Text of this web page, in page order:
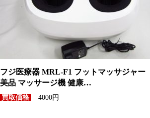
フジ医療器 MRL-F1 フットマッサジャー
美品 マッサージ機 健康…
4000円